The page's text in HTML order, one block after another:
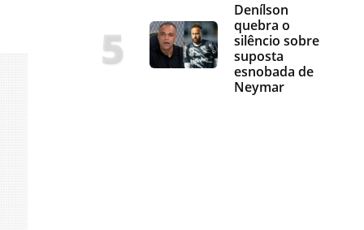
Denílson
quebra o
silêncio sobre
suposta
esnobada de
Neymar